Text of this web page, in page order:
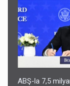
ABŞ-la 7,5